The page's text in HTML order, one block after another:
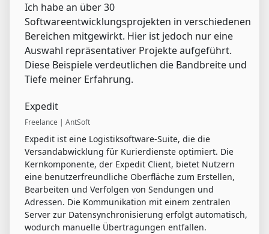
Ich habe an über 30
Softwareentwicklungsprojekten in verschiedenen
Bereichen mitgewirkt. Hier ist jedoch nur eine
Auswahl repräsentativer Projekte aufgeführt.
Diese Beispiele verdeutlichen die Bandbreite und
Tiefe meiner Erfahrung.
Expedit
Freelance | AntSoft
Expedit ist eine Logistiksoftware-Suite, die die
Versandabwicklung für Kurierdienste optimiert. Die
Kernkomponente, der Expedit Client, bietet Nutzern
eine benutzerfreundliche Oberfläche zum Erstellen,
Bearbeiten und Verfolgen von Sendungen und
Adressen. Die Kommunikation mit einem zentralen
Server zur Datensynchronisierung erfolgt automatisch,
wodurch manuelle Übertragungen entfallen.